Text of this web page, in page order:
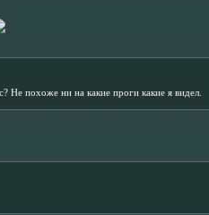
Не похоже ни на какие проги какие я видел.